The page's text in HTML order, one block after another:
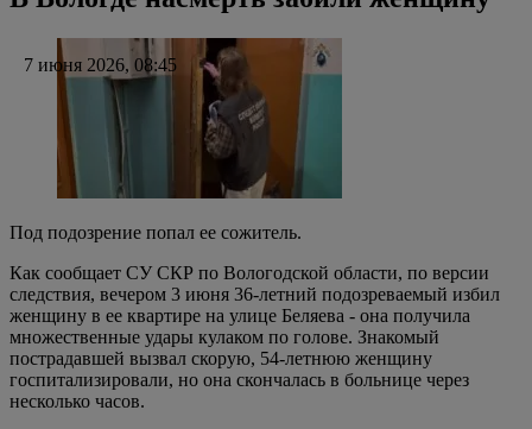
7 июня 2026, 08:45
Под подозрение попал ее сожитель.
Как сообщает СУ СКР по Вологодской области, по версии
следствия, вечером 3 июня 36-летний подозреваемый избил
женщину в ее квартире на улице Беляева - она получила
множественные удары кулаком по голове. Знакомый
пострадавшей вызвал скорую, 54-летнюю женщину
госпитализировали, но она скончалась в больнице через
несколько часов.